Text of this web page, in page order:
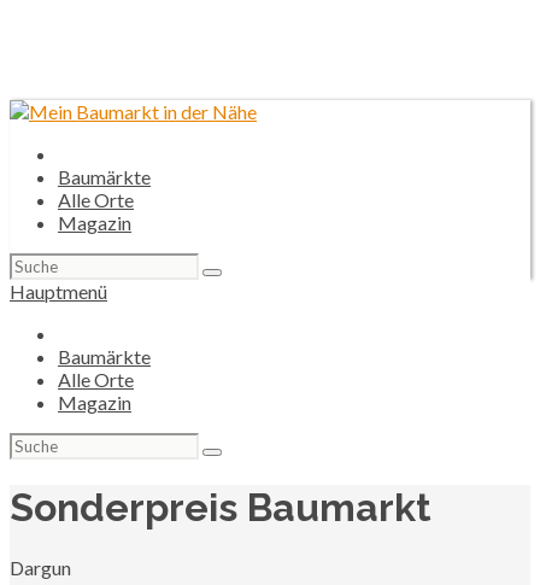
Baumärkte
Alle Orte
Magazin
Suchen
nach:
Hauptmenü
Baumärkte
Alle Orte
Magazin
Suchen
nach:
Sonderpreis Baumarkt
Dargun